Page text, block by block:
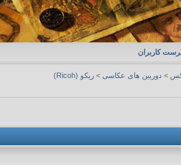
کاربران
> دوربین های عکاسی > ریکو (Ricoh)